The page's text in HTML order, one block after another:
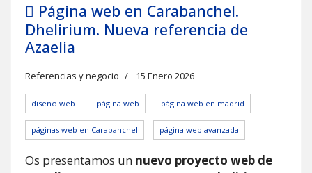
Página web en Carabanchel.
Dhelirium. Nueva referencia de
Azaelia
Referencias y negocio 15 Enero 2026
diseño web página web página web en madrid
páginas web en Carabanchel página web avanzada
Os presentamos un nuevo proyecto web de